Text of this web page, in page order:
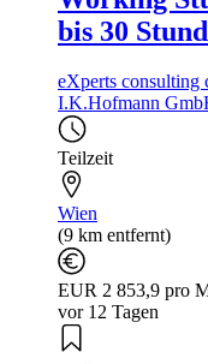
bis 30
eXperts consulting
I.K.Hofmann
Teilzeit
Wien
(9 km entfernt)
EUR 2 853,9 pro
vor 12 Tagen